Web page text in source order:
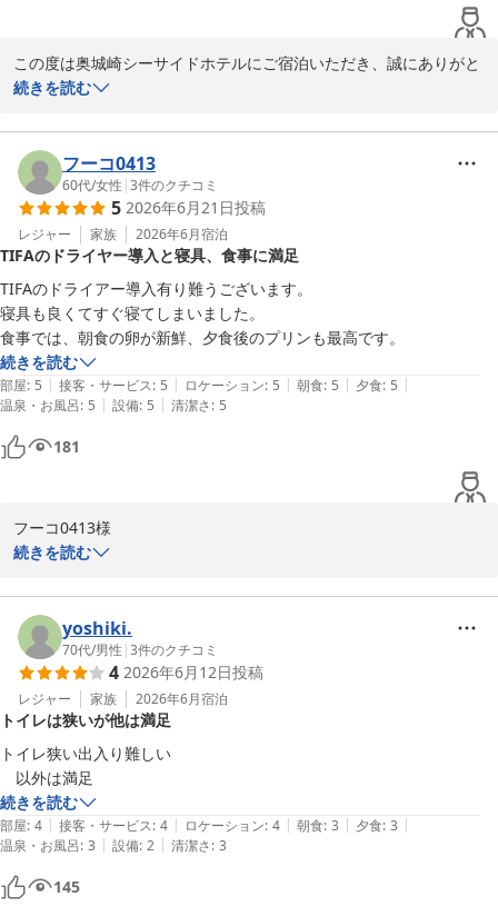
この度は奥城崎シーサイドホテルにご宿泊いただき、誠にありがと
うございました。また、お忙しい中温かいクチコミをお寄せいただ
せっかくお越しいただいたにもかかわらず、快適な室温調整が行き
届かず、ご不快・ご不便をおかけしましたことを深くお詫び申し上
げます。今後は天候に応じた空調管理の徹底や設備の点検を行い、
より快適にお過ごしいただける環境づくりに努めてまいります。
そのような中で、内観や料理、スタッフの接客につきましてお褒め
の言葉をいただき、大変励みになります。「また利用したい」とい
うお言葉は、私どもにとって何よりの喜びです。
これからもスタッフ一丸となって、より一層、快適で素晴らしい時
間をお過ごしいただけるよう努めてまいります。ご家族皆様のまた
のお越しを、スタッフ一同心よりお待ちしております。
誕生の宿 奥城崎シーサイドホテル
続きを読む
フーコ0413
60代/女性 |3件のクチコミ
5 2026年6月21日投稿
レジャー 家族 2026年6月宿泊
TIFAのドライヤー導入と寝具、食事に満足
TIFAのドライアー導入有り難うございます。
寝具も良くてすぐ寝てしまいました。
続きを読む
部屋: 5 | 接客・サービス: 5 | ロケーション: 5 | 朝食: 5 | 夕食: 5 |
温泉・お風呂: 5 | 設備: 5 | 清潔さ: 5
181
フーコ0413様
うございました。また、お忙しい中温かいクチコミをお寄せいただ
き、重ねて御礼申し上げます。
当館で導入しておりますドライヤーや、こだわりの寝具が快適だっ
たとのこと、大変嬉しく拝見いたしました。旅の疲れをしっかり癒
していただけたようで安心いたしました。
お食事につきましてもご満足いただけたようで、調理スタッフも大
変喜んでおります。
デザートの潮風ぷりんは、城崎スイーツさんと共に竹野を代表する
スイーツをとの想いで開発し、地元の誕生の塩を使用したこだわり
の一品です。また、朝食でお出ししている但熊さんの卵クリタマを
はじめ、但馬の味覚をお気に召してくださり、大変光栄に存じま
続きを読む
yoshiki.
70代/男性 |3件のクチコミ
4 2026年6月12日投稿
レジャー 家族 2026年6月宿泊
トイレは狭いが他は満足
トイレ狭い出入り難しい
以外は満足
続きを読む
部屋: 4 | 接客・サービス: 4 | ロケーション: 4 | 朝食: 3 | 夕食: 3 |
温泉・お風呂: 3 | 設備: 2 | 清潔さ: 3
145